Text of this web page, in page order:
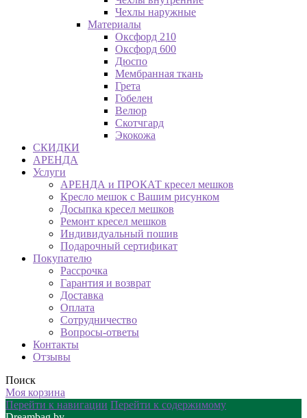
Чехлы наружные
Материалы
Оксфорд 210
Оксфорд 600
Дюспо
Мембранная ткань
Грета
Гобелен
Велюр
Скотчгард
Экокожа
СКИДКИ
АРЕНДА
Услуги
АРЕНДА и ПРОКАТ кресел мешков
Кресло мешок с Вашим рисунком
Досыпка кресел мешков
Ремонт кресел мешков
Индивидуальный пошив
Подарочный сертификат
Покупателю
Рассрочка
Гарантия и возврат
Доставка
Оплата
Сотрудничество
Вопросы-ответы
Контакты
Отзывы
Поиск
Моя корзина
Перейти к навигации Перейти к содержимому